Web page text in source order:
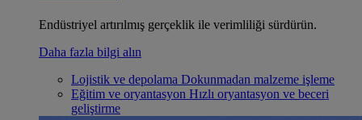
Endüstriyel artırılmış gerçeklik ile verimliliği sürdürün.
Daha fazla bilgi alın
Lojistik ve depolama Dokunmadan malzeme işleme
Eğitim ve oryantasyon Hızlı oryantasyon ve beceri
geliştirme